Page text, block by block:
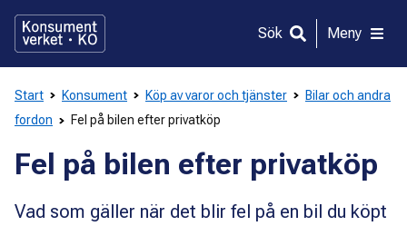
direkt
innehållet
Sök Meny
Start Konsument Köp av varor och tjänster
Bilar och andra
fordon
Fel på bilen efter privatköp
Fel på bilen efter privatköp
Vad som gäller när det blir fel på en bil du köpt